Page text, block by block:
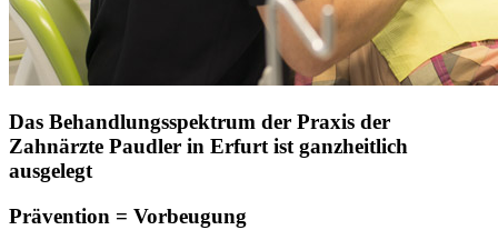
Das Behandlungsspektrum der Praxis der
Zahnärzte Paudler in Erfurt ist ganzheitlich
ausgelegt
Prävention = Vorbeugung